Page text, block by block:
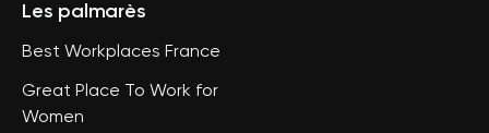
Les palmarès
Best Workplaces France
Great Place To Work for
Women